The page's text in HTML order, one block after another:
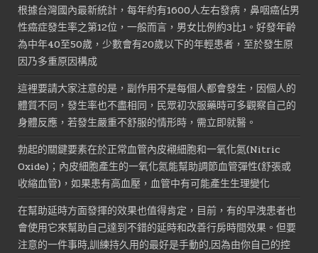
根據台灣國內最新統計，每年約有1600人左右發病，鼻咽癌佔男
性癌症發生率之第12位，一般而言，男女比例約3比1。好發年齡
為中年40至50歲，少數會有20歲以下的年輕患者，至於發生原
因乃多重原因構成
這裡要請大家注意的是，副作用不是每個人都會發生，因個人的
體質不同，發生率也不盡相同，民眾初次服藥時可多觀察自己的
身體反應，若發生嚴重不舒服的情形時，需立即就醫。
勃起的關鍵要素在於正常血管內皮襯細胞和一氧化氮(Nitric
Oxide)；內皮細胞產生的一氧化氮能幫助調節血管彈性(舒張或
收縮血管)，如果患有高血壓，血管中有可能產生生理變化
在幫助延時方面發揮的效果也值得肯定，目前，有的早洩患者也
會使用它來幫助自己達到不錯的延時和改善行房時間效果。但要
注意的一件事時,訓練持久用的最好是手動的,因為由你自己的控